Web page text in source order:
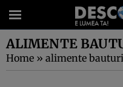
ALIMENTE
Home » alimente bauturi